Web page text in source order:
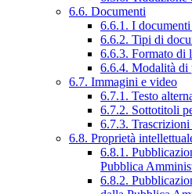
6.6. Documenti
6.6.1. I
6.6.2. Tipi di
6.6.3. Formato di
6.6.4. Modalità di
6.7. Immagini e video
6.7.1. Testo
6.7.2. Sottotitoli
6.7.3.
6.8. Proprietà
6.8.1.
Pubblica
6.8.2.